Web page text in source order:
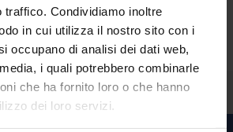
traffico. Condividiamo inoltre
in cui utilizza il nostro sito con i
occupano di analisi dei dati web,
i quali potrebbero combinarle
che ha fornito loro o che hanno
dei loro servizi.
demo personalizzata .
Torna indietro